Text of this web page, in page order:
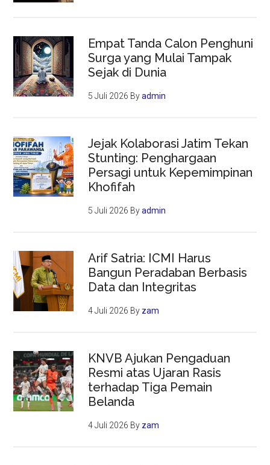
Empat Tanda Calon Penghuni
Surga yang Mulai Tampak
Sejak di Dunia
5 Juli 2026 Byadmin
Jejak Kolaborasi Jatim Tekan
Stunting: Penghargaan
Persagi untuk Kepemimpinan
Khofifah
5 Juli 2026 Byadmin
Arif Satria: ICMI Harus
Bangun Peradaban Berbasis
Data dan Integritas
4 Juli 2026 By zam
KNVB Ajukan Pengaduan
Resmi atas Ujaran Rasis
terhadap Tiga Pemain
Belanda
4 Juli 2026 By zam